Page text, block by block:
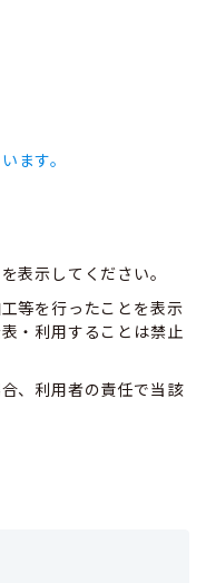
ます。
表示してください。
等を行ったことを表示
・利用することは禁止
、利用者の責任で当該